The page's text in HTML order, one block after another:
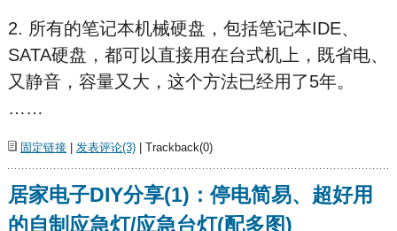
2. 所有的笔记本机械硬盘，包括笔记本IDE、
SATA硬盘，都可以直接用在台式机上，既省电、
又静音，容量又大，这个方法已经用了5年。
……
固定链接| 发表评论(3)| Trackback(0)
居家电子DIY分享(1)：停电简易、超好用
的自制应急灯/应急台灯(配多图)